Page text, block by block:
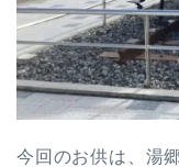
今回のお供は、湯